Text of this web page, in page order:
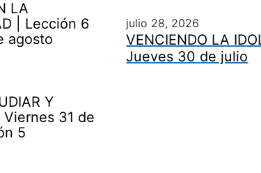
LA
| Lección 6
agosto
Y
Viernes 31 de
5
julio 28, 2026
VENCIENDO LA
Jueves 30 de julio